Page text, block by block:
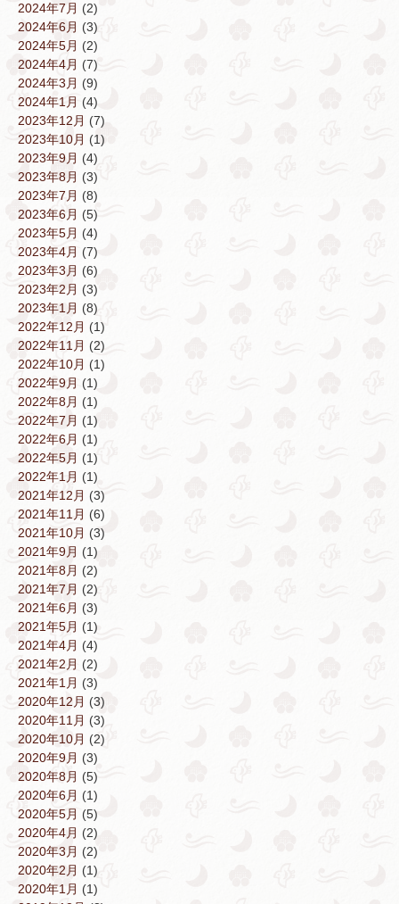
2024年7月 (2)
2024年6月 (3)
2024年5月 (2)
2024年4月 (7)
2024年3月 (9)
2024年1月 (4)
2023年12月 (7)
2023年10月 (1)
2023年9月 (4)
2023年8月 (3)
2023年7月 (8)
2023年6月 (5)
2023年5月 (4)
2023年4月 (7)
2023年3月 (6)
2023年2月 (3)
2023年1月 (8)
2022年12月 (1)
2022年11月 (2)
2022年10月 (1)
2022年9月 (1)
2022年8月 (1)
2022年7月 (1)
2022年6月 (1)
2022年5月 (1)
2022年1月 (1)
2021年12月 (3)
2021年11月 (6)
2021年10月 (3)
2021年9月 (1)
2021年8月 (2)
2021年7月 (2)
2021年6月 (3)
2021年5月 (1)
2021年4月 (4)
2021年2月 (2)
2021年1月 (3)
2020年12月 (3)
2020年11月 (3)
2020年10月 (2)
2020年9月 (3)
2020年8月 (5)
2020年6月 (1)
2020年5月 (5)
2020年4月 (2)
2020年3月 (2)
2020年2月 (1)
2020年1月 (1)